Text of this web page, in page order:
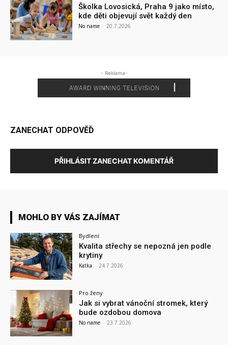
Školka Lovosická, Praha 9 jako místo,
kde děti objevují svět každý den
No name - 20.7.2026
- Reklama-
ZANECHAT ODPOVĚĎ
PŘIHLÁSIT ZANECHAT KOMENTÁŘ
MOHLO BY VÁS ZAJÍMAT
Bydlení
Kvalita střechy se nepozná jen podle
krytiny
Katka - 24.7.2026
Pro ženy
Jak si vybrat vánoční stromek, který
bude ozdobou domova
No name - 23.7.2026